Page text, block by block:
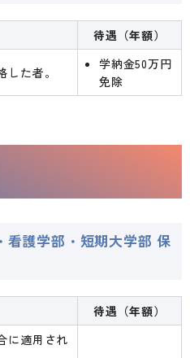
待遇（年額）
た者。
学納金50万円
免除
護学部・短期大学部 保
待遇（年額）
に適用され